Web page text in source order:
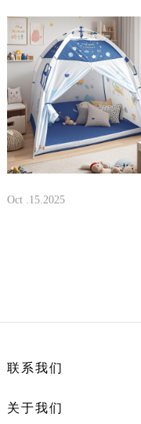
Oct .15.2025
联系我们
关于我们